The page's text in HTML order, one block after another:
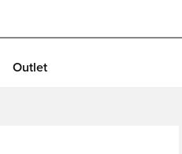
Outlet